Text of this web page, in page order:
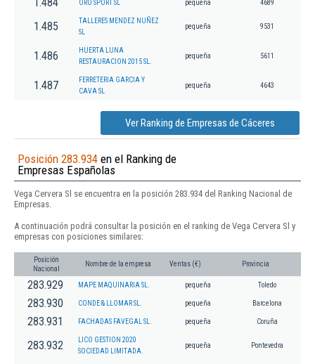
1.484 ORO SPORT SL pequeña 4689
1.485
TALLERES MENDEZ NUÑEZ
SL
pequeña 9531
1.486
HUERTA LUNA
RESTAURACION 2015 SL.
pequeña 5611
1.487
FERRETERIA GARCIA Y
CAVA SL
pequeña 4643
Ver Ranking de Empresas de Cáceres
Posición 283.934 en el Ranking de
Empresas Españolas
Vega Cervera Sl se encuentra en la posición 283.934 del Ranking Nacional de
Empresas.
A continuación podrá consultar la posición en el ranking de Vega Cervera Sl y
empresas con posiciones similares:
Posición
Nacional
Nombre de la empresa Ventas (€) Provincia
283.929 MAPE MAQUINARIA SL. pequeña Toledo
283.930 CONDE & LLOMAR SL. pequeña Barcelona
283.931 FACHADAS FAVEGAL SL. pequeña Coruña
283.932
LICO GESTION 2020
SOCIEDAD LIMITADA.
pequeña Pontevedra